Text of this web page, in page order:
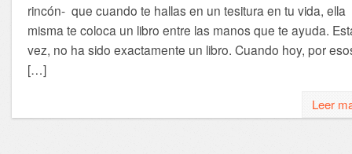
rincón- que cuando te hallas en un tesitura en tu vida, ella
misma te coloca un libro entre las manos que te ayuda.
vez, no ha sido exactamente un libro. Cuando hoy, por
[…]
Leer